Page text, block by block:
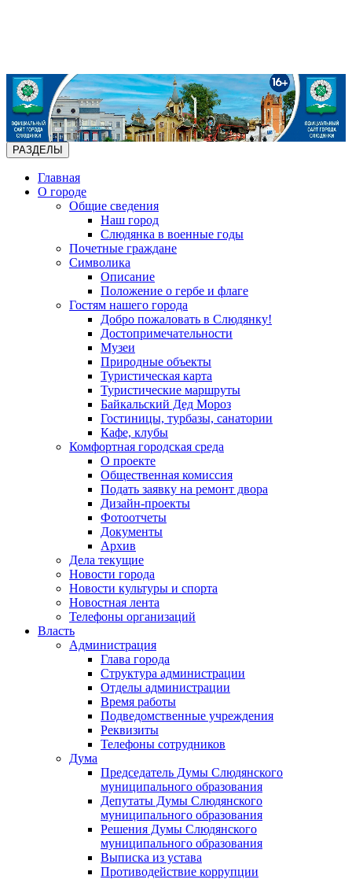
РАЗДЕЛЫ
Главная
О городе
Общие сведения
Наш город
Слюдянка в военные годы
Почетные граждане
Символика
Описание
Положение о гербе и флаге
Гостям нашего города
Добро пожаловать в Слюдянку!
Достопримечательности
Музеи
Природные объекты
Туристическая карта
Туристические маршруты
Байкальский Дед Мороз
Гостиницы, турбазы, санатории
Кафе, клубы
Комфортная городская среда
О проекте
Общественная комиссия
Подать заявку на ремонт двора
Дизайн-проекты
Фотоотчеты
Документы
Архив
Дела текущие
Новости города
Новости культуры и спорта
Новостная лента
Телефоны организаций
Власть
Администрация
Глава города
Структура администрации
Отделы администрации
Время работы
Подведомственные учреждения
Реквизиты
Телефоны сотрудников
Дума
Председатель Думы Слюдянского
муниципального образования
Депутаты Думы Слюдянского
муниципального образования
Решения Думы Слюдянского
муниципального образования
Выписка из устава
Противодействие коррупции